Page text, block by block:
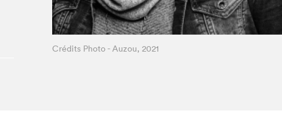
Crédits Photo - Auzou, 2021